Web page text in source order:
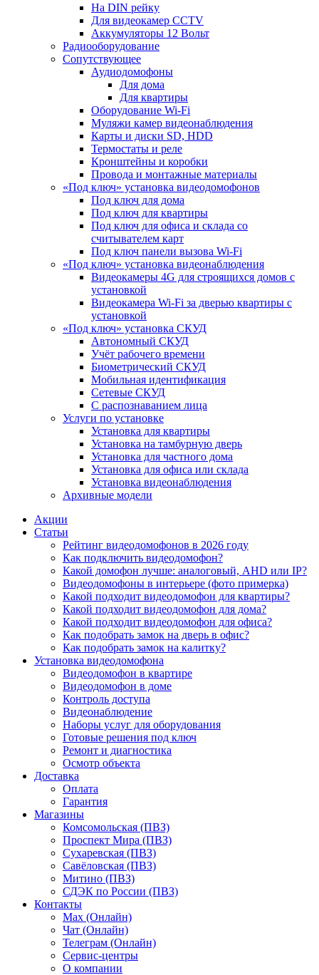
На DIN рейку
Для видеокамер CCTV
Аккумуляторы 12 Вольт
Радиооборудование
Сопутствующее
Аудиодомофоны
Для дома
Для квартиры
Оборудование Wi-Fi
Муляжи камер видеонаблюдения
Карты и диски SD, HDD
Термостаты и реле
Кронштейны и коробки
Провода и монтажные материалы
«Под ключ» установка видеодомофонов
Под ключ для дома
Под ключ для квартиры
Под ключ для офиса и склада со
считывателем карт
Под ключ панели вызова Wi-Fi
«Под ключ» установка видеонаблюдения
Видеокамеры 4G для строящихся домов с
установкой
Видеокамера Wi-Fi за дверью квартиры с
установкой
«Под ключ» установка СКУД
Автономный СКУД
Учёт рабочего времени
Биометрический СКУД
Мобильная идентификация
Сетевые СКУД
С распознаванием лица
Услуги по установке
Установка для квартиры
Установка на тамбурную дверь
Установка для частного дома
Установка для офиса или склада
Установка видеонаблюдения
Архивные модели
Акции
Статьи
Рейтинг видеодомофонов в 2026 году
Как подключить видеодомофон?
Какой домофон лучше: аналоговый, AHD или IP?
Видеодомофоны в интерьере (фото примерка)
Какой подходит видеодомофон для квартиры?
Какой подходит видеодомофон для дома?
Какой подходит видеодомофон для офиса?
Как подобрать замок на дверь в офис?
Как подобрать замок на калитку?
Установка видеодомофона
Видеодомофон в квартире
Видеодомофон в доме
Контроль доступа
Видеонаблюдение
Наборы услуг для оборудования
Готовые решения под ключ
Ремонт и диагностика
Осмотр объекта
Доставка
Оплата
Гарантия
Магазины
Комсомольская (ПВЗ)
Проспект Мира (ПВЗ)
Сухаревская (ПВЗ)
Савёловская (ПВЗ)
Митино (ПВЗ)
СДЭК по России (ПВЗ)
Контакты
Max (Онлайн)
Чат (Онлайн)
Телеграм (Онлайн)
Сервис-центры
О компании